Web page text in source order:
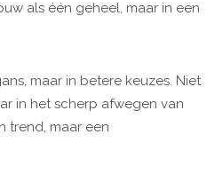
als één geheel, maar in een
maar in betere keuzes. Niet
in het scherp afwegen van
trend, maar een